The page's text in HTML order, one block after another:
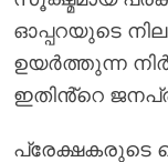
ഓപ്പറയുടെ
ഉയർത്തുന്ന
ഇതിൻ്റെ
പ്രേക്ഷകരുടെ